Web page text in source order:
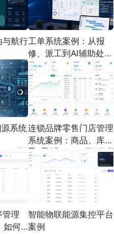
与航行工单系统案例：从报
修、派工到AI辅助处理
的定制开发方案
系统连锁品牌零售门店管理
系统案例：商品、库
存、会员和门店运营如
何打通
管理
如何
智能物联能源集控平台
案例